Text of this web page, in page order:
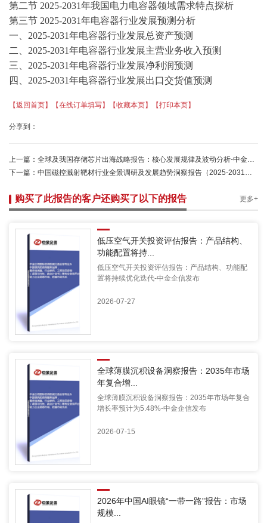
第二节 2025-2031年我国电力电容器领域需求特点探析
第三节 2025-2031年电容器行业发展预测分析
一、 2025-2031年电容器行业发展总资产预测
二、 2025-2031年电容器行业发展主营业务收入预测
三、 2025-2031年电容器行业发展净利润预测
四、 2025-2031年电容器行业发展出口交货值预测
【返回首页】 【在线订单填写】 【收藏本页】 【打印本页】
分享到：
上一篇： 全球及我国存储芯片出海战略报告：核心发展规律及波动分析-中金企信发布
下一篇： 中国磁控溅射靶材行业全景调研及发展趋势洞察报告（2025-2031）-中金企信发布
购买了此报告的客户还购买了以下的报告 更多+
低压空气开关投资评估报告：产品结构、
功能配置将持...
低压空气开关投资评估报告：产品结构、功能配
置将持续优化迭代-中金企信发布
2026-07-27
全球薄膜沉积设备洞察报告：2035年市场
年复合增...
全球薄膜沉积设备洞察报告：2035年市场年复合
增长率预计为5.48%-中金企信发布
2026-07-15
2026年中国AI眼镜“一带一路”报告：市场
规模...